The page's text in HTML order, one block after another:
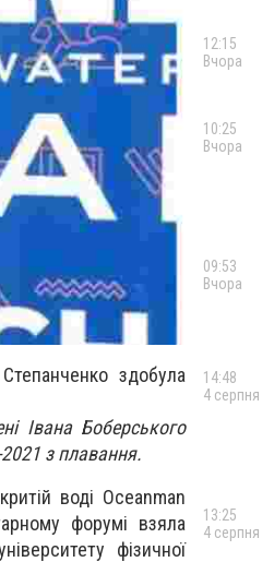
здобула
Івана Боберського
з плавання.
воді Oceanman
форумі взяла
фізичної
12:15
Вчора
10:25
Вчора
09:53
Вчора
14:48
4 серпня
13:25
4 серпня